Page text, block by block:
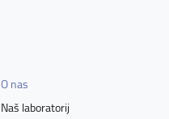
O nas
Naš laboratorij